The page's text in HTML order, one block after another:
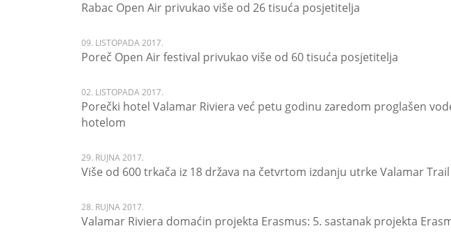
Rabac Open Air privukao više od 26 tisuća posjetitelja
09. LISTOPADA 2017.
Poreč Open Air festival privukao više od 60 tisuća posjetitelja
02. LISTOPADA 2017.
Porečki hotel Valamar Riviera već petu godinu zaredom proglašen
hotelom
29. RUJNA 2017.
Više od 600 trkača iz 18 država na četvrtom izdanju utrke Valamar Trail
28. RUJNA 2017.
Valamar Riviera domaćin projekta Erasmus: 5. sastanak projekta